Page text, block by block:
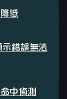
低
錯誤無法
中偵測